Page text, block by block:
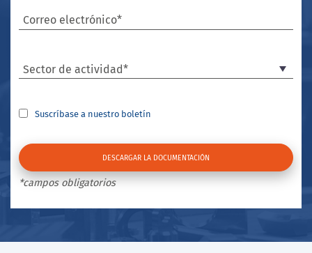
Correo electrónico*
Sector de actividad*
Suscríbase a nuestro boletín
*campos obligatorios